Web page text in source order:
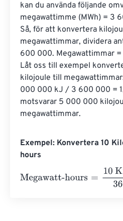
kan du använda följande
megawattimme (MWh) = 3
Så, för att konvertera
megawattimmar, dividera
600 000. Megawattimmar
Låt oss till exempel
kilojoule till
000 000 kJ / 3 600 000 =
motsvarar 5 000 000
megawattimmar.
Exempel: Konvertera 10
hours
Megawatt-hours
10